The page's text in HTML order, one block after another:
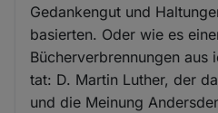
Gedankengut und
basierten. Oder wie es
Bücherverbrennungen aus
tat: D. Martin Luther, der
und die Meinung